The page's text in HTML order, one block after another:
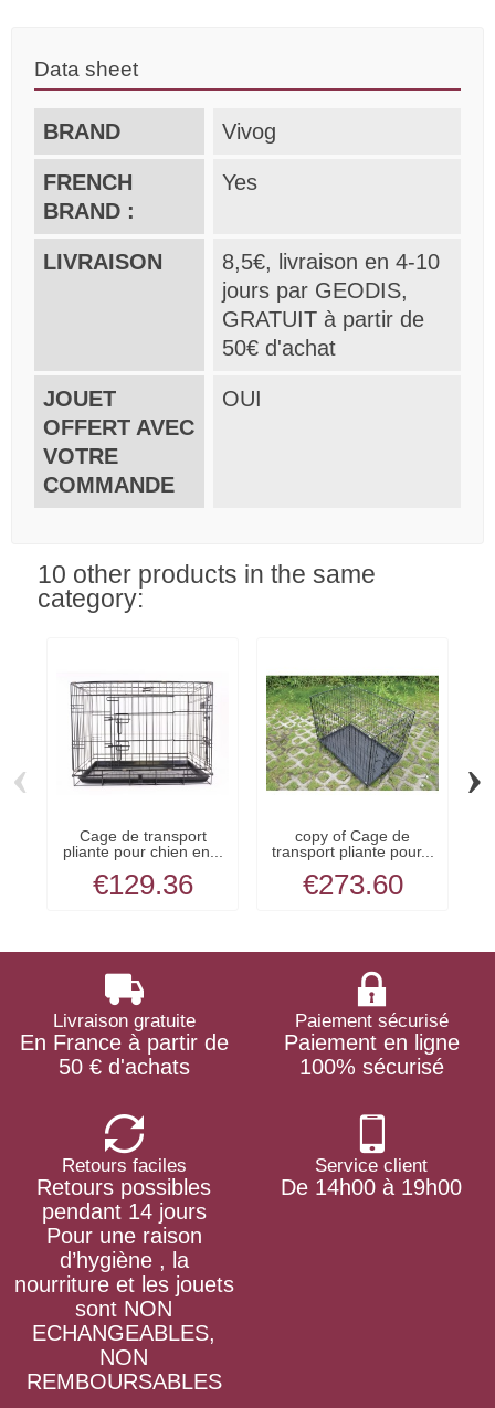
Data sheet
BRAND Vivog
FRENCH
BRAND :
Yes
LIVRAISON
8,5€, livraison en 4-10
jours par GEODIS,
GRATUIT à partir de
50€ d'achat
JOUET
OFFERT AVEC
VOTRE
COMMANDE
OUI
10 other products in the same
category:
Cage de transport
pliante pour chien en...
€129.36
copy of Cage de
transport pliante pour...
€273.60
‹ ›
Livraison gratuite
En France à partir de
50 € d'achats
Paiement sécurisé
Paiement en ligne
100% sécurisé
Retours faciles
Retours possibles
pendant 14 jours
Pour une raison
d’hygiène , la
nourriture et les jouets
sont NON
ECHANGEABLES,
NON
REMBOURSABLES
Service client
De 14h00 à 19h00